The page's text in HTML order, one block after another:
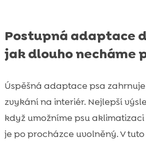
Postupná adaptace
jak dlouho necháme
Úspěšná adaptace psa
zvykání na interiér. Nejlepší
když umožníme psu
je po procházce uvolněný. V